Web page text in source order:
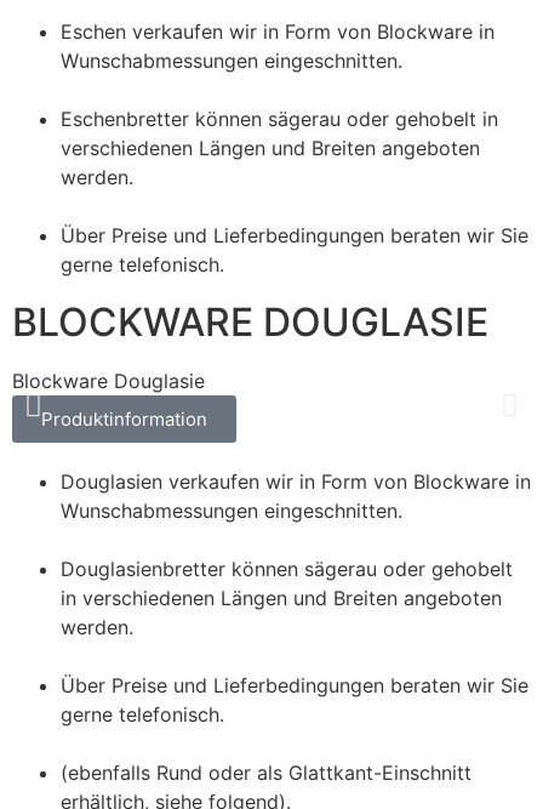
Eschen verkaufen wir in Form von Blockware in
Wunschabmessungen eingeschnitten.
Eschenbretter können sägerau oder gehobelt in
verschiedenen Längen und Breiten angeboten
werden.
Über Preise und Lieferbedingungen beraten wir Sie
gerne telefonisch.
BLOCKWARE DOUGLASIE
Blockware Douglasie
Produktinformation
Douglasien verkaufen wir in Form von Blockware in
Wunschabmessungen eingeschnitten.
Douglasienbretter können sägerau oder gehobelt
in verschiedenen Längen und Breiten angeboten
werden.
Über Preise und Lieferbedingungen beraten wir Sie
gerne telefonisch.
(ebenfalls Rund oder als Glattkant-Einschnitt
erhältlich, siehe folgend).